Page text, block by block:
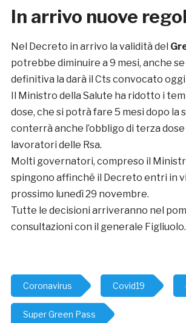
In arrivo nuove
Nel Decreto in arrivo la validità del
potrebbe diminuire a 9 mesi, anche
definitiva la darà il Cts convocato oggi
Il Ministro della Salute ha ridotto i
dose, che si potrà fare 5 mesi dopo la
conterrà anche l’obbligo di terza
lavoratori delle Rsa.
Molti governatori, compreso il
spingono affinché il Decreto entri in
prossimo lunedì 29 novembre.
Tutte le decisioni arriveranno nel
consultazioni con il generale Figliuolo.
Coronavirus Covid19
Super Green Pass